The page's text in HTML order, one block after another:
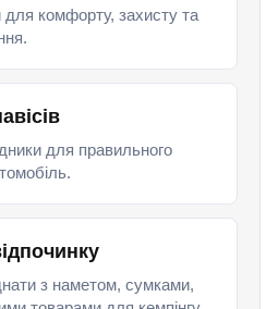
для комфорту, захисту та
для правильного
з наметом, сумками,